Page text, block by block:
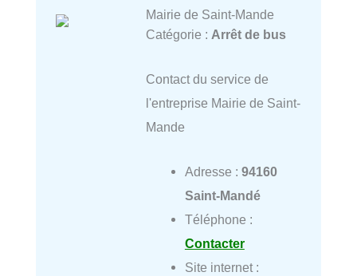
Mairie de Saint-Mande
Catégorie : Arrêt de bus
Contact du service de
l'entreprise Mairie de Saint-
Mande
Adresse : 94160
Saint-Mandé
Téléphone :
Contacter
Site internet :